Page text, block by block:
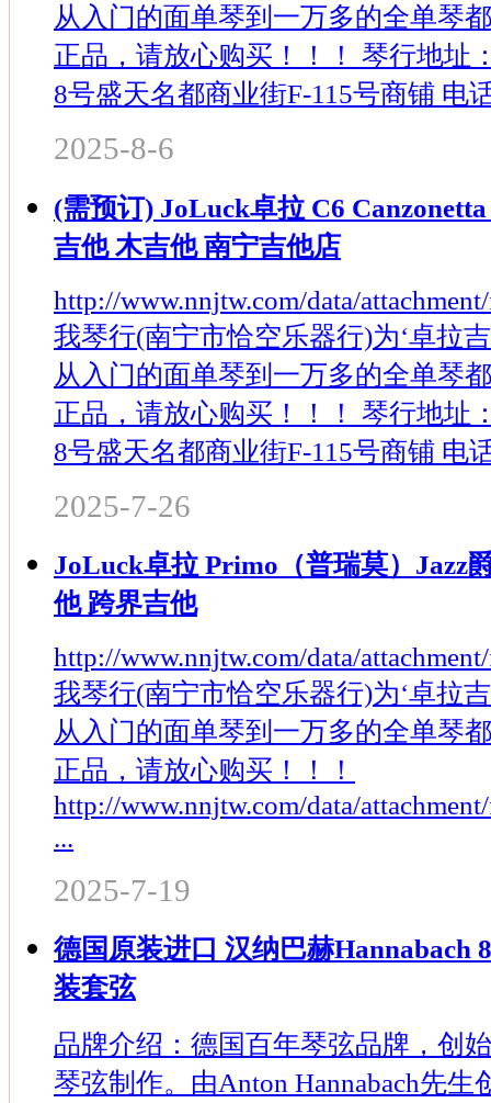
从入门的面单琴到一万多的全单琴
正品，请放心购买！！！ 琴行地址
8号盛天名都商业街F-115号商铺 电
2025-8-6
(需预订) JoLuck卓拉 C6
吉他 木吉他 南宁吉他店
http://www.nnjtw.com/data/
我琴行(南宁市恰空乐器行)为‘卓拉
从入门的面单琴到一万多的全单琴
正品，请放心购买！！！ 琴行地址
8号盛天名都商业街F-115号商铺 电
2025-7-26
JoLuck卓拉 Primo（普瑞莫）Jazz
他 跨界吉他
http://www.nnjtw.com/data/
我琴行(南宁市恰空乐器行)为‘卓拉
从入门的面单琴到一万多的全单琴
正品，请放心购买！！！
http://www.nnjtw.com/data/
...
2025-7-19
德国原装进口 汉纳巴赫Hannabach
装套弦
品牌介绍：德国百年琴弦品牌，创
琴弦制作。由Anton Hannabach先